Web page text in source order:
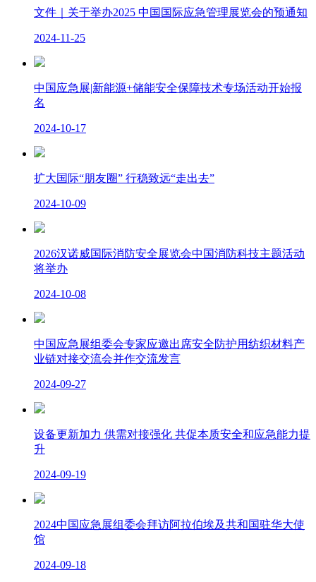
文件｜关于举办2025 中国国际应急管理展览会的预通知
2024-11-25
中国应急展|新能源+储能安全保障技术专场活动开始报
名
2024-10-17
扩大国际“朋友圈” 行稳致远“走出去”
2024-10-09
2026汉诺威国际消防安全展览会中国消防科技主题活动
将举办
2024-10-08
中国应急展组委会专家应邀出席安全防护用纺织材料产
业链对接交流会并作交流发言
2024-09-27
设备更新加力 供需对接强化 共促本质安全和应急能力提
升
2024-09-19
2024中国应急展组委会拜访阿拉伯埃及共和国驻华大使
馆
2024-09-18